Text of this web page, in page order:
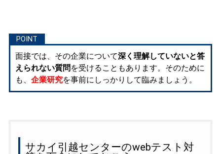
面接では、その企業について深く理解していないと答
えられない質問 を受けることもあります。そのために
も、 企業研究を事前にしっかりして臨みましょう。
サカイ引越センターのwebテスト対